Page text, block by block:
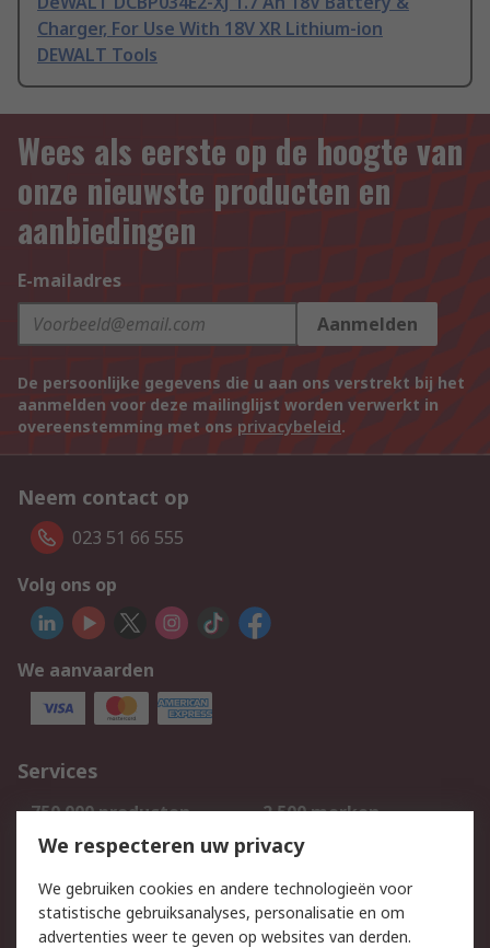
Charger, For Use With 18V XR Lithium-ion
DEWALT Tools
Wees als eerste op de hoogte van
onze nieuwste producten en
aanbiedingen
E-mailadres
Aanmelden
De persoonlijke gegevens die u aan ons verstrekt bij het
aanmelden voor deze mailinglijst worden verwerkt in
overeenstemming met ons privacybeleid.
Neem contact op
023 51 66 555
Volg ons op
We aanvaarden
Services
750.000 producten
2.500 merken
Bestellen
Inkoopoplossingen
Track & Trace
We respecteren uw privacy
We gebruiken cookies en andere technologieën voor
statistische gebruiksanalyses, personalisatie en om
advertenties weer te geven op websites van derden.